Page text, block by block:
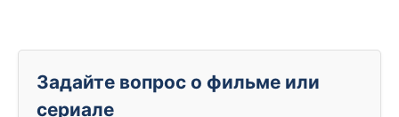
Задайте вопрос о фильме или
сериале